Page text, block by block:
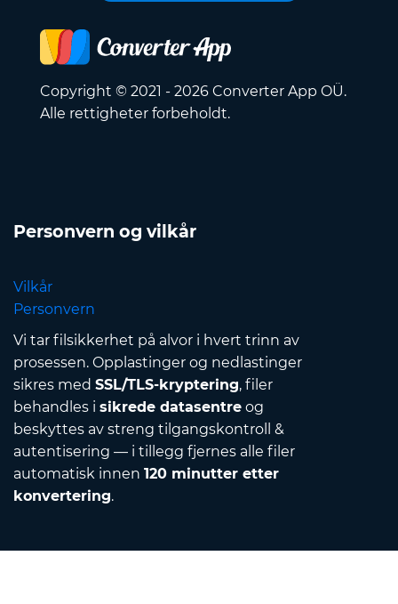
Copyright © 2021 - 2026 Converter App OÜ.
Alle rettigheter forbeholdt.
Personvern og vilkår
Vilkår
Personvern
Vi tar filsikkerhet på alvor i hvert trinn av
prosessen. Opplastinger og nedlastinger
sikres med SSL/TLS-kryptering, filer
behandles i sikrede datasentre og
beskyttes av streng tilgangskontroll &
autentisering — i tillegg fjernes alle filer
automatisk innen 120 minutter etter
konvertering.